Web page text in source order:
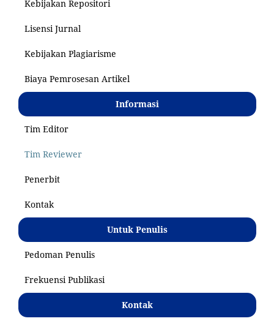
Kebijakan Repositori
Lisensi Jurnal
Kebijakan Plagiarisme
Biaya Pemrosesan Artikel
Informasi
Tim Editor
Tim Reviewer
Penerbit
Kontak
Untuk Penulis
Pedoman Penulis
Frekuensi Publikasi
Kontak